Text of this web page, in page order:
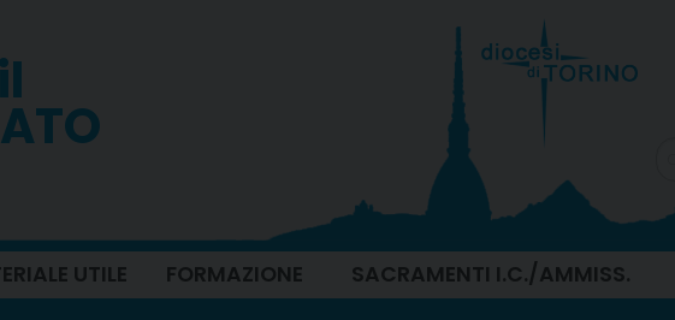
UTILE FORMAZIONE SACRAMENTI I.C./AMMISS.